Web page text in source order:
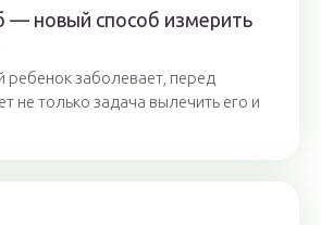
— новый способ измерить
ребенок заболевает, перед
не только задача вылечить его и